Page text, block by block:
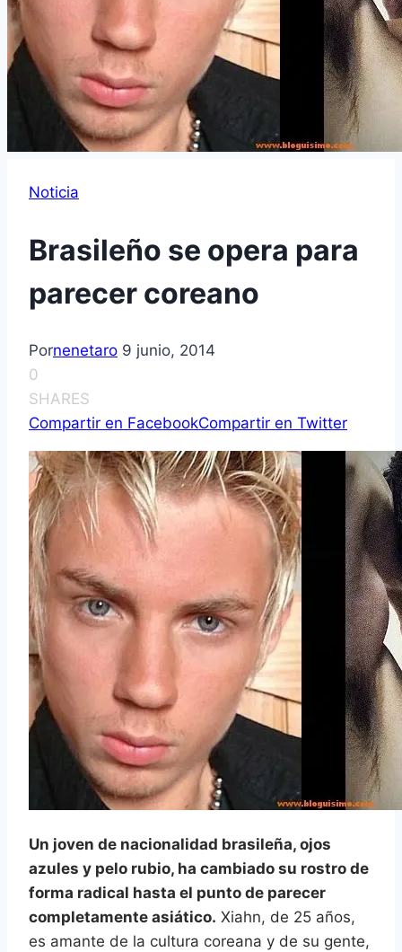
Noticia
Brasileño se opera para
parecer coreano
Pornenetaro 9 junio, 2014
0
SHARES
Compartir en FacebookCompartir en Twitter
Un joven de nacionalidad brasileña, ojos
azules y pelo rubio, ha cambiado su rostro de
forma radical hasta el punto de parecer
completamente asiático. Xiahn, de 25 años,
es amante de la cultura coreana y de su gente,